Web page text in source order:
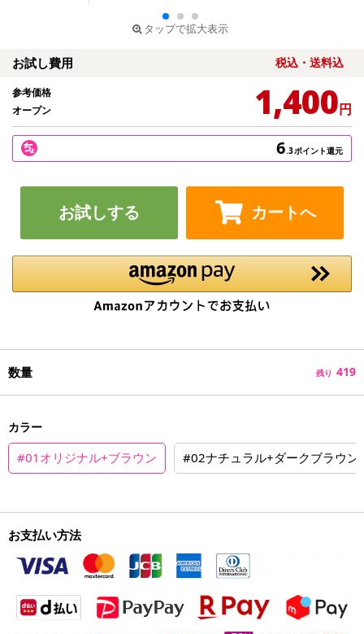
タップで拡大表示
お試し費用 税込・送料込
参考価格
オープン
1,400円
6.3ポイント還元
お試しする カートへ
数量 残り 419
カラー
#01オリジナル+ブラウン #02ナチュラル+ダークブラウン
お支払い方法